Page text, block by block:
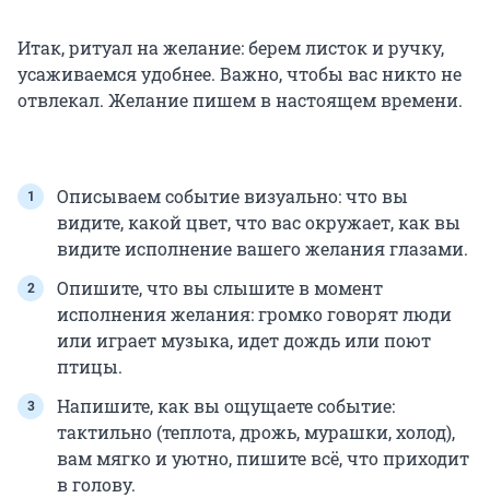
Итак, ритуал на желание: берем листок и ручку,
усаживаемся удобнее. Важно, чтобы вас никто не
отвлекал. Желание пишем в настоящем времени.
Описываем событие визуально: что вы
видите, какой цвет, что вас окружает, как вы
видите исполнение вашего желания глазами.
Опишите, что вы слышите в момент
исполнения желания: громко говорят люди
или играет музыка, идет дождь или поют
птицы.
Напишите, как вы ощущаете событие:
тактильно (теплота, дрожь, мурашки, холод),
вам мягко и уютно, пишите всё, что приходит
в голову.